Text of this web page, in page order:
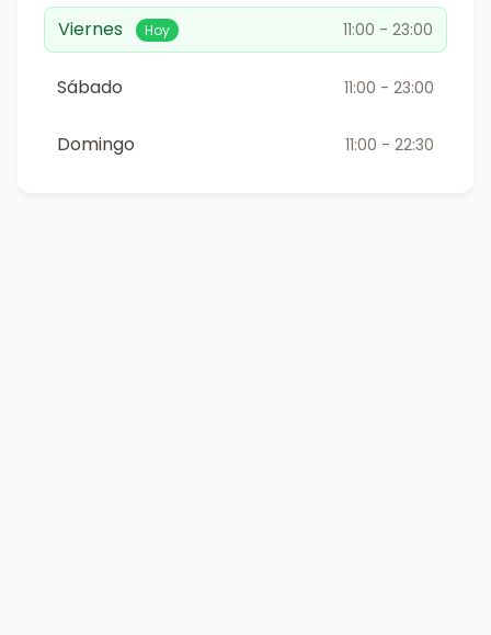
Viernes Hoy 11:00 - 23:00
Sábado 11:00 - 23:00
Domingo 11:00 - 22:30